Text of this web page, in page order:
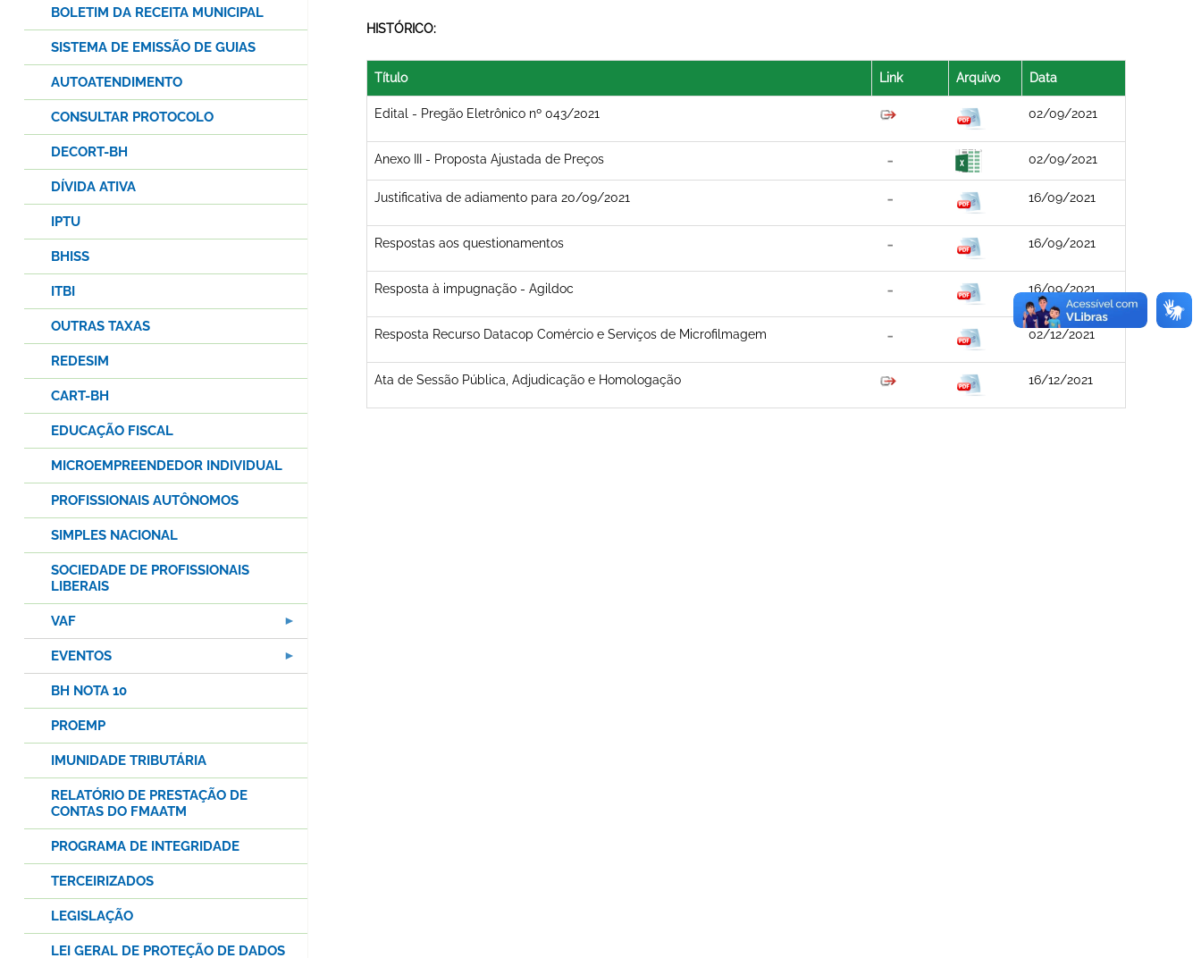
HISTÓRICO:
Título Link Arquivo Data
Edital - Pregão Eletrônico nº 043/2021 02/09/2021
Anexo III - Proposta Ajustada de Preços 02/09/2021
Justificativa de adiamento para 20/09/2021 16/09/2021
Respostas aos questionamentos 16/09/2021
Resposta à impugnação - Agildoc 16/09/2021
Resposta Recurso Datacop Comércio e Serviços de Microfilmagem 02/12/2021
Ata de Sessão Pública, Adjudicação e Homologação 16/12/2021
BOLETIM DA RECEITA MUNICIPAL
SISTEMA DE EMISSÃO DE GUIAS
AUTOATENDIMENTO
CONSULTAR PROTOCOLO
DECORT-BH
DÍVIDA ATIVA
IPTU
BHISS
ITBI
OUTRAS TAXAS
REDESIM
CART-BH
EDUCAÇÃO FISCAL
MICROEMPREENDEDOR INDIVIDUAL
PROFISSIONAIS AUTÔNOMOS
SIMPLES NACIONAL
SOCIEDADE DE PROFISSIONAIS
LIBERAIS
VAF
EVENTOS
BH NOTA 10
PROEMP
IMUNIDADE TRIBUTÁRIA
RELATÓRIO DE PRESTAÇÃO DE
CONTAS DO FMAATM
PROGRAMA DE INTEGRIDADE
TERCEIRIZADOS
LEGISLAÇÃO
LEI GERAL DE PROTEÇÃO DE DADOS